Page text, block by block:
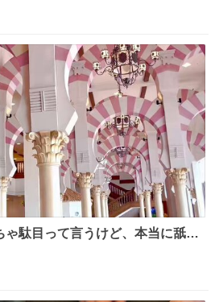
ゃ駄目って言うけど、本当に舐め
ン村ホテル🏛🏨 だってロビーから
🤩 ディズニーホテル泊まってる